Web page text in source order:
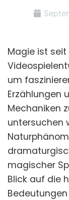
Magie ist
um
Erzählungen
Mechaniken
untersuchen
magischer
Blick auf die